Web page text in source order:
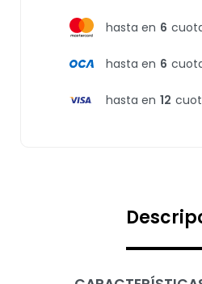
hasta en 6
hasta en 6
hasta en 12